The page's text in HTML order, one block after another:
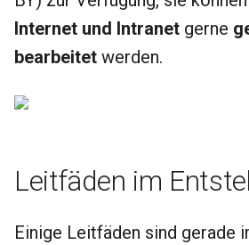
Internet und Intranet gerne
bearbeitet werden.
Leitfäden im
Einige Leitfäden sind gerade